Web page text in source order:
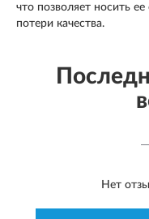
что позволяет носить
потери качества.
Нет